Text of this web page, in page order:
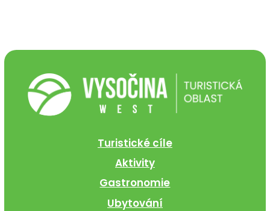
Turistické cíle
Aktivity
Gastronomie
Ubytování